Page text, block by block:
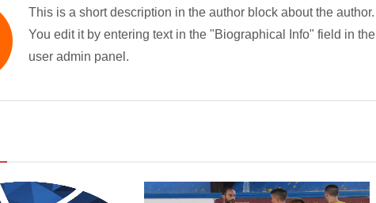
This is a short description in the author block about the author.
You edit it by entering text in the "Biographical Info" field in the
user admin panel.